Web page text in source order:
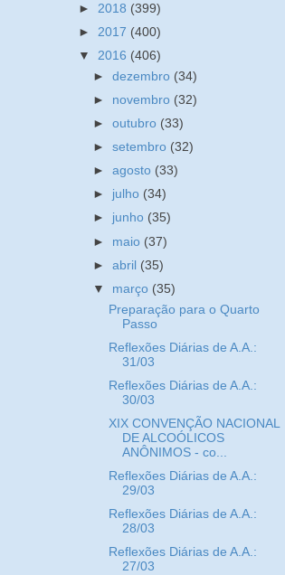
► 2018 (399)
► 2017 (400)
▼ 2016 (406)
►dezembro (34)
► novembro (32)
►outubro (33)
►setembro (32)
►agosto (33)
► julho (34)
► junho (35)
► maio (37)
►abril (35)
▼ março (35)
Preparação para o Quarto
Passo
Reflexões Diárias de A.A.:
31/03
Reflexões Diárias de A.A.:
30/03
XIX CONVENÇÃO NACIONAL
DE ALCOÓLICOS
ANÔNIMOS - co...
Reflexões Diárias de A.A.:
29/03
Reflexões Diárias de A.A.:
28/03
Reflexões Diárias de A.A.:
27/03